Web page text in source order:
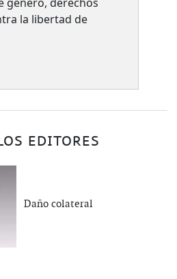
la libertad de
EDITORES
Daño colateral